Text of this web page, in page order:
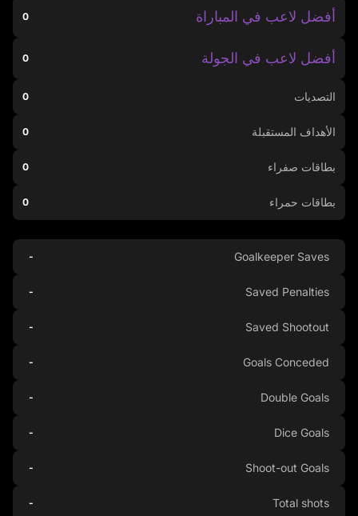
أفضل لاعب في المباراة 0
أفضل لاعب في الجولة 0
التصديات 0
الأهداف المستقبلة 0
بطاقات صفراء 0
بطاقات حمراء 0
Goalkeeper Saves
-
Saved Penalties
-
Saved Shootout
-
Goals Conceded
-
Double Goals
-
Dice Goals
-
Shoot-out Goals
-
Total shots
-